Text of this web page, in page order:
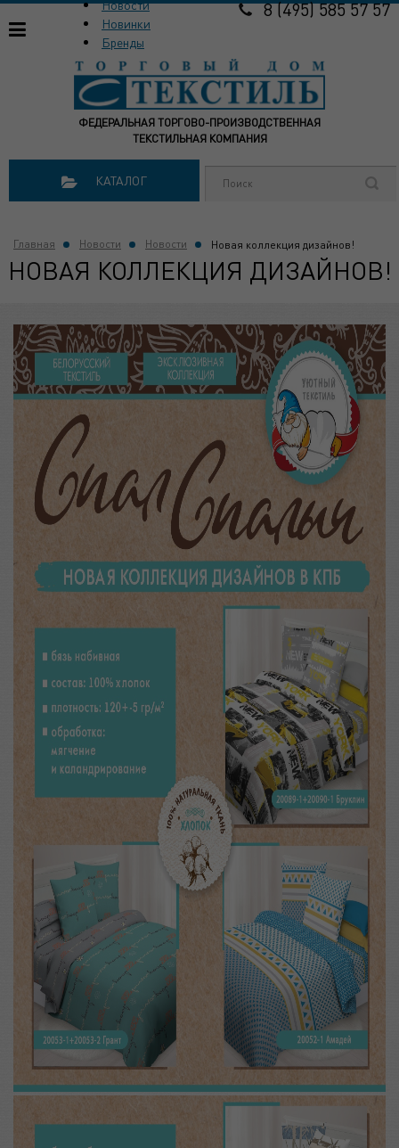
ФЕДЕРАЛЬНАЯ ТОРГОВО-ПРОИЗВОДСТВЕННАЯ
ТЕКСТИЛЬНАЯ КОМПАНИЯ
Новости
Новинки
Бренды
8 (495) 585 57 57
КАТАЛОГ
Главная Новости Новости Новая коллекция дизайнов!
НОВАЯ КОЛЛЕКЦИЯ ДИЗАЙНОВ!